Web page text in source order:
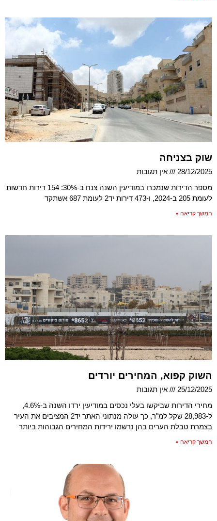
שוק בצניחה
28/12/2025
אין תגובות
מספר הדירות שנמכרו במודיעין השנה צנח ב-30%: 154 דירות חדשות
לעומת 205 ב-2024, ו-473 דירות יד2 לעומת 687 אשתקד
המשך קריאה »
השוק קפוא, המחירים יורדים
25/12/2025
אין תגובות
מחירי הדירות שביקשו בעלי נכסים במודיעין ירדו השנה ב-4.6%,
ל-28,983 שקל למ"ר, כך עולה מנתוני האתר יד2 המציבים את העיר
בצמרת טבלת הערים בהן נרשמו ירידות המחירים הגבוהות ביותר
המשך קריאה »